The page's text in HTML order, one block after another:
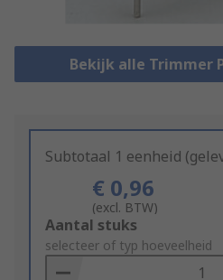
Bekijk alle Trimmer
Subtotaal 1 eenheid
€ 0,96
(excl. BTW)
Add
to
Basket
Aantal stuks
selecteer of typ hoeveelheid